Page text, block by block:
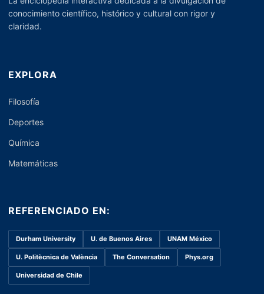
conocimiento científico, histórico y cultural con rigor y
claridad.
EXPLORA
Filosofía
Deportes
Química
Matemáticas
REFERENCIADO EN:
Durham University U. de Buenos Aires UNAM México
U. Politècnica de València The Conversation Phys.org
Universidad de Chile